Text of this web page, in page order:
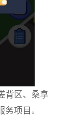
背区、桑拿
项目。